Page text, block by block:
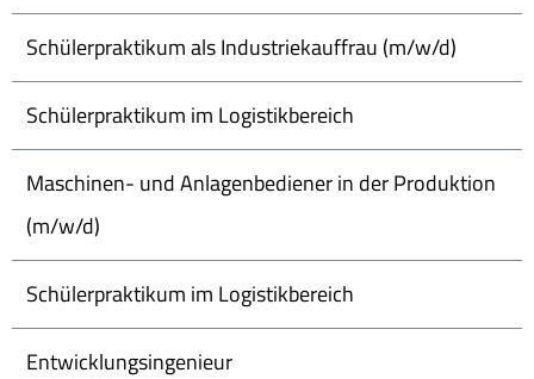
Schülerpraktikum als Industriekauffrau (m/w/d)
Schülerpraktikum im Logistikbereich
Maschinen- und Anlagenbediener in der Produktion
(m/w/d)
Schülerpraktikum im Logistikbereich
Entwicklungsingenieur